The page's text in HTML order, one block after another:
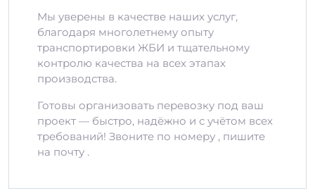
Мы уверены в качестве наших услуг,
благодаря многолетнему опыту
транспортировки ЖБИ и тщательному
контролю качества на всех этапах
производства.
Готовы организовать перевозку под ваш
проект — быстро, надёжно и с учётом всех
требований! Звоните по номеру , пишите
на почту .